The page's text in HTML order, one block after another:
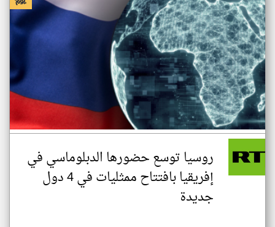
روسيا توسع حضورها الدبلوماسي في
إفريقيا بافتتاح ممثليات في 4 دول
جديدة